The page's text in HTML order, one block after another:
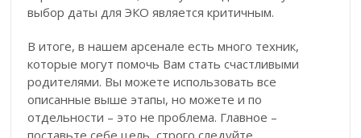
выбор даты для ЭКО является критичным.
В итоге, в нашем арсенале есть много техник,
которые могут помочь Вам стать счастливыми
родителями. Вы можете использовать все
описанные выше этапы, но можете и по
отдельности – это не проблема. Главное –
поставьте себе цель, строго следуйте